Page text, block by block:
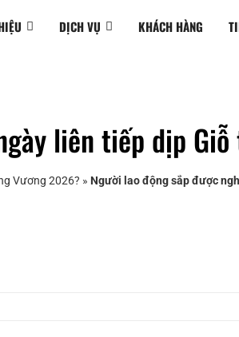
DỊCH VỤ KHÁCH HÀNG
liên tiếp dịp
Vương 2026? » Người lao động sắp được